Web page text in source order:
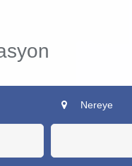
Nereye